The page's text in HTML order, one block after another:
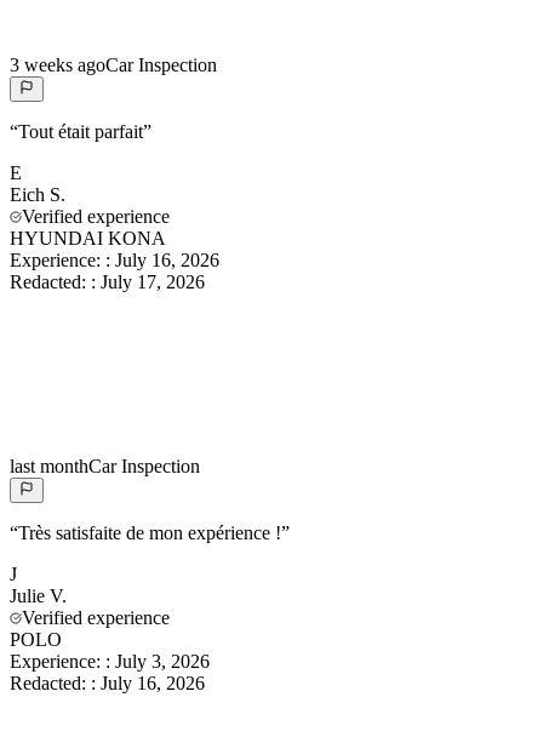
3 weeks agoCar Inspection
“Tout était parfait”
E
Eich S.
Verified experience
HYUNDAI KONA
Experience: : July 16, 2026
Redacted: : July 17, 2026
last monthCar Inspection
“Très satisfaite de mon expérience !”
J
Julie V.
Verified experience
POLO
Experience: : July 3, 2026
Redacted: : July 16, 2026